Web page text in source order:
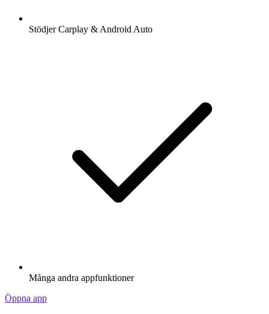
Stödjer Carplay & Android Auto
Många andra appfunktioner
Öppna app